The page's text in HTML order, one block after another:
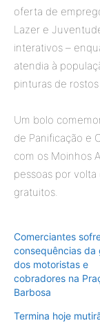
oferta de
Lazer e
interativos –
atendia à
pinturas de
Um bolo
de Panificação e
com os Moinhos
pessoas por volta
gratuitos.
Comerciantes
consequências da
dos motoristas e
cobradores na
Barbosa
Termina hoje